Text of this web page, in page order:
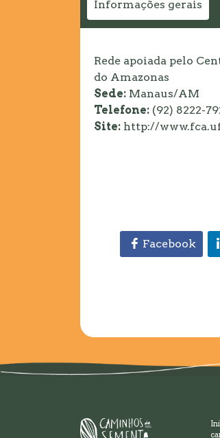
Informações gerais
Rede apoiada pelo
do Amazonas
Sede: Manaus/AM
Telefone: (92) 8222-
Site: http://
Facebook